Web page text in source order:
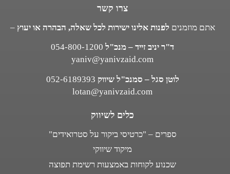
צרו קשר
אתם מוזמנים לפנות אלינו ישירות לכל שאלה, הבהרה או יעוץ –
ד"ר יניב זייד – מנכ"ל 054-800-1200
yaniv@yanivzaid.com
לוטן סגל – סמנכ"ל שיווק 052-6189393
lotan@yanivzaid.com
כלים לשיווק
ספרים – "כרטיסי ביקור על סטרואידים"
מיקוד שיווקי
שכנוע לקוחות באמצעות רשימת תפוצה